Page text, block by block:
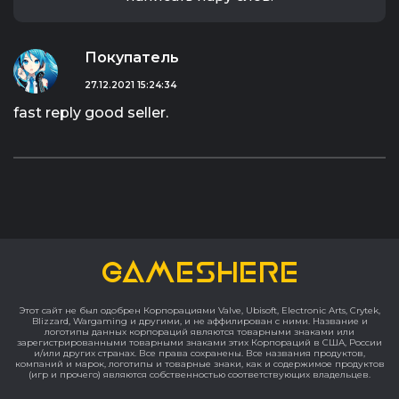
самостоятельно скачивать обновления/
патчи.
✔️ Никто не поменяет пароль, вы не
утратите прогресс в игре.
✔️ Гарантия от продавца в течение 90 дней
https://technical.city/ru/system-
requirements/disco-elysium
сервисы: Nvidia Geforce Now, Playkey.Net,
Google Stadia и другие.
- Активируйте игру только на том ПК, с
которого будете играть.
Покупатель
27.12.2021 15:24:34
fast reply good seller.
GAMESHERE
Этот сайт не был одобрен Корпорациями Valve, Ubisoft, Electronic Arts, Crytek,
Blizzard, Wargaming и другими, и не аффилирован с ними. Название и
логотипы данных корпораций являются товарными знаками или
зарегистрированными товарными знаками этих Корпораций в США, России
и/или других странах. Все права сохранены. Все названия продуктов,
компаний и марок, логотипы и товарные знаки, как и содержимое продуктов
(игр и прочего) являются собственностью соответствующих владельцев.